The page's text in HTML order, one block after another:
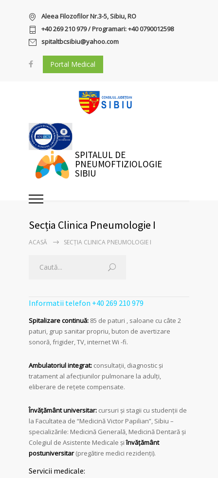
Aleea Filozofilor Nr.3-5, Sibiu, RO
+40 269 210 979 / Programari: +40 0790012598
spitaltbcsibiu@yahoo.com
Portal Medical
SPITALUL DE
PNEUMOFTIZIOLOGIE
SIBIU
Secția Clinica Pneumologie I
ACASĂ SECȚIA CLINICA PNEUMOLOGIE I
Informatii telefon +40 269 210 979
Spitalizare continuă: 85 de paturi , saloane cu câte 2
paturi, grup sanitar propriu, buton de avertizare
sonoră, frigider, TV, internet Wi -fi.
Ambulatoriul integrat: consultaţii, diagnostic şi
tratament al afecţiunilor pulmonare la adulţi,
eliberare de reţete compensate.
Învăţământ universitar: cursuri şi stagii cu studenţii de
la Facultatea de “Medicină Victor Papilian”, Sibiu –
specializările: Medicină Generală, Medicină Dentară şi
Colegiul de Asistente Medicale şiînvăţământ
postuniversitar(pregătire medici rezidenţi).
Servicii medicale: